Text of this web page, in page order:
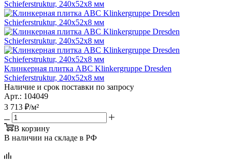
Клинкерная плитка ABC Klinkergruppe Dresden
Schieferstruktur, 240х52х8 мм
Наличие и срок поставки по запросу
Арт.: 104049
3 713 ₽/м²
В корзину
В наличии на складе в РФ